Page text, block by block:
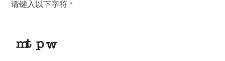
请键入以下字符 *